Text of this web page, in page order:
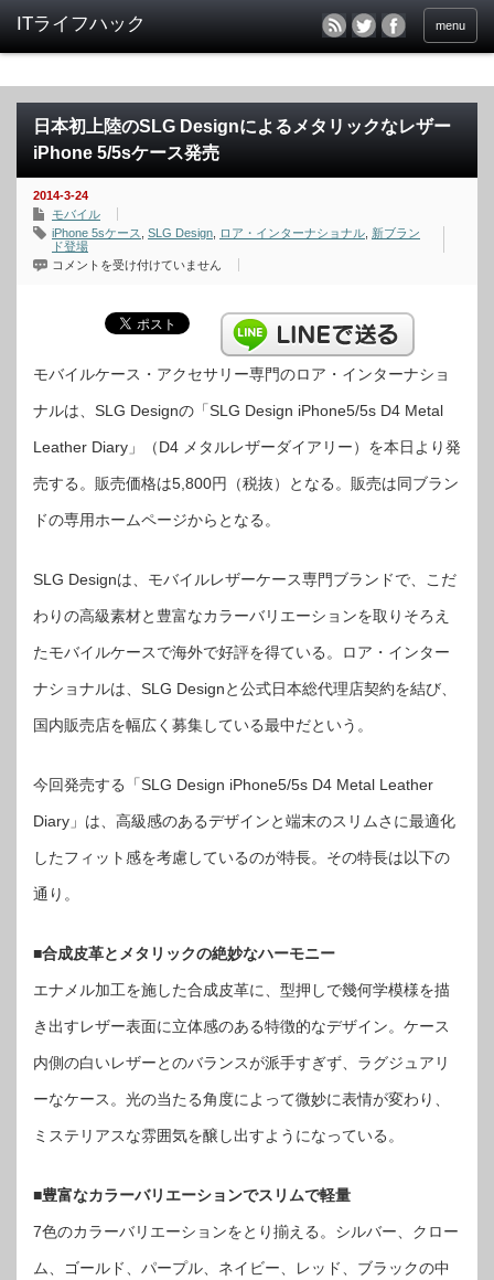
menu
日本初上陸のSLG Designによるメタリックなレザー
iPhone 5/5sケース発売
2014-3-24
モバイル
iPhone 5sケース
SLG Design ロア・インターナショナル 新ブラン
ド登場
日
に
よ
メ
ッ
な
レ
ー
iPhone
ス
売
は
コメントを受け付けていません
モバイルケース・アクセサリー専門のロア・インターナショ
ナルは、SLG Designの「SLG Design iPhone5/5s D4 Metal
Leather Diary」（D4 メタルレザーダイアリー）を本日より発
売する。販売価格は5,800円（税抜）となる。販売は同ブラン
ドの専用ホームページからとなる。
SLG Designは、モバイルレザーケース専門ブランドで、こだ
わりの高級素材と豊富なカラーバリエーションを取りそろえ
たモバイルケースで海外で好評を得ている。ロア・インター
ナショナルは、SLG Designと公式日本総代理店契約を結び、
国内販売店を幅広く募集している最中だという。
今回発売する「SLG Design iPhone5/5s D4 Metal Leather
Diary」は、高級感のあるデザインと端末のスリムさに最適化
したフィット感を考慮しているのが特長。その特長は以下の
通り。
■合成皮革とメタリックの絶妙なハーモニー
エナメル加工を施した合成皮革に、型押しで幾何学模様を描
き出すレザー表面に立体感のある特徴的なデザイン。ケース
内側の白いレザーとのバランスが派手すぎず、ラグジュアリ
ーなケース。光の当たる角度によって微妙に表情が変わり、
ミステリアスな雰囲気を醸し出すようになっている。
■豊富なカラーバリエーションでスリムで軽量
7色のカラーバリエーションをとり揃える。シルバー、クロー
ム、ゴールド、パープル、ネイビー、レッド、ブラックの中